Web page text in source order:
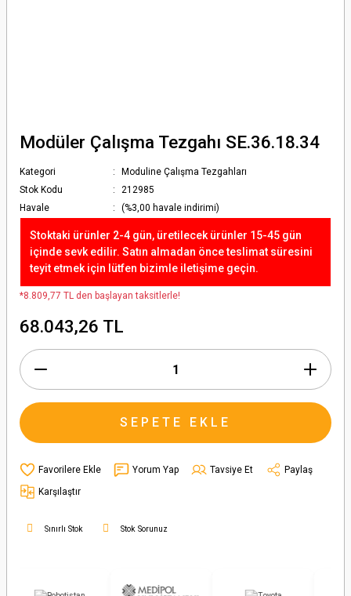
Modüler Çalışma Tezgahı SE.36.18.34
Kategori
Moduline Çalışma Tezgahları
Stok Kodu
212985
Havale
(%3,00 havale indirimi)
Stoktaki ürünler 2-4 gün, üretilecek ürünler 15-45 gün
içinde sevk edilir. Satın almadan önce teslimat süresini
teyit etmek için lütfen bizimle iletişime geçin.
*8.809,77 TL den başlayan taksitlerle!
68.043,26 TL
SEPETE EKLE
Yorum Yap Tavsiye Et
Paylaş
Karşılaştır
Sınırlı Stok Stok Sorunuz